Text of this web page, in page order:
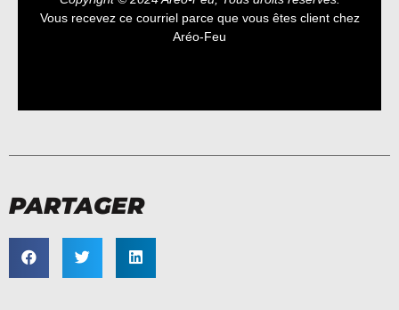
Vous recevez ce courriel parce que vous êtes client chez
Aréo-Feu
PARTAGER